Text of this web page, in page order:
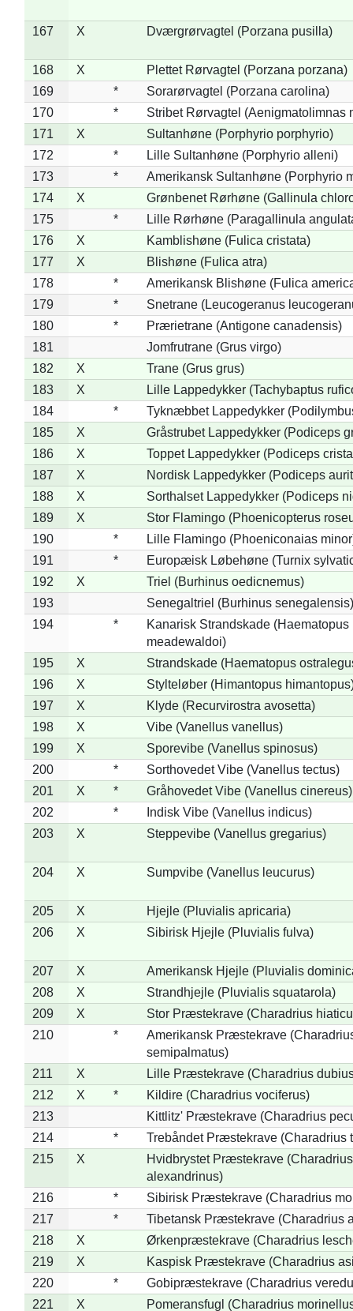
167 X Dværgrørvagtel (Porzana pusilla)
168 X
Plettet Rørvagtel (Porzana porzana)
169
*
Sorarørvagtel (Porzana carolina)
170
*
Stribet Rørvagtel (Aenigmatolimnas
171
X
Sultanhøne (Porphyrio porphyrio)
172
*
Lille Sultanhøne (Porphyrio alleni)
173
*
Amerikansk Sultanhøne (Porphyrio
174
X
Grønbenet Rørhøne (Gallinula
175
*
Lille Rørhøne (Paragallinula
176
X
Kamblishøne (Fulica cristata)
177
X
Blishøne (Fulica atra)
178
*
Amerikansk Blishøne (Fulica
179
*
Snetrane (Leucogeranus
180
*
Prærietrane (Antigone canadensis)
181
Jomfrutrane (Grus virgo)
182
X
Trane (Grus grus)
183
X
Lille Lappedykker (Tachybaptus
184
*
Tyknæbbet Lappedykker
185
X
Gråstrubet Lappedykker (Podiceps
186
X
Toppet Lappedykker (Podiceps
187
X
Nordisk Lappedykker (Podiceps
188
X
Sorthalset Lappedykker (Podiceps
189
X
Stor Flamingo (Phoenicopterus
190
*
Lille Flamingo (Phoeniconaias
191
*
Europæisk Løbehøne (Turnix
192
X
Triel (Burhinus oedicnemus)
193
Senegaltriel (Burhinus senegalensis)
194
*
Kanarisk Strandskade (Haematopus
meadewaldoi)
195
X
Strandskade (Haematopus
196
X
Stylteløber (Himantopus
197
X
Klyde (Recurvirostra avosetta)
198
X
Vibe (Vanellus vanellus)
199
X
Sporevibe (Vanellus spinosus)
200
*
Sorthovedet Vibe (Vanellus tectus)
201
X *
Gråhovedet Vibe (Vanellus cinereus)
202
*
Indisk Vibe (Vanellus indicus)
203
X Steppevibe (Vanellus gregarius)
204 X Sumpvibe (Vanellus leucurus)
205 X
Hjejle (Pluvialis apricaria)
206
X Sibirisk Hjejle (Pluvialis fulva)
207 X
Amerikansk Hjejle (Pluvialis
208
X
Strandhjejle (Pluvialis squatarola)
209
X
Stor Præstekrave (Charadrius
210
*
Amerikansk Præstekrave
semipalmatus)
211
X
Lille Præstekrave (Charadrius
212
X *
Kildire (Charadrius vociferus)
213
Kittlitz' Præstekrave (Charadrius
214
*
Trebåndet Præstekrave (Charadrius
215
X
Hvidbrystet Præstekrave (Charadrius
alexandrinus)
216
*
Sibirisk Præstekrave (Charadrius
217
*
Tibetansk Præstekrave (Charadrius
218
X
Ørkenpræstekrave (Charadrius
219
X
Kaspisk Præstekrave (Charadrius
220
*
Gobipræstekrave (Charadrius
221
X Pomeransfugl (Charadrius